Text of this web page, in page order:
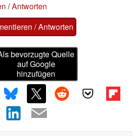
/Antworten
/ Antworten
bevorzugte Quelle
auf Google
hinzufügen